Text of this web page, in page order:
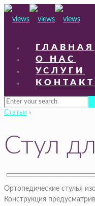
ГЛАВНАЯ
О НАС
УСЛУГИ
Статьи ›
Стул
Ортопедические стулья
Конструкция